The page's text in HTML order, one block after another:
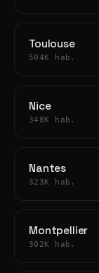
Toulouse
504K hab.
Nice
348K hab.
Nantes
323K hab.
Montpellier
302K hab.